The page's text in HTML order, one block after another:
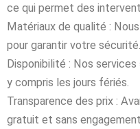
ce qui permet des
Matériaux de qualité :
pour garantir votre sécurité.
Disponibilité : Nos
y compris les jours fériés.
Transparence des prix :
gratuit et sans